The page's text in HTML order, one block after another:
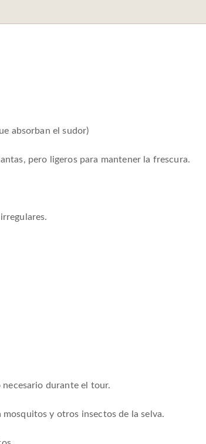
absorban el sudor)
pero ligeros para mantener la frescura.
durante el tour.
y otros insectos de la selva.